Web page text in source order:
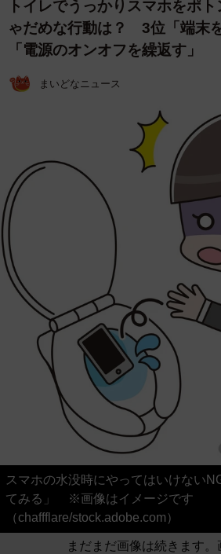
トイレでうっかりスマホをポ
ゃだめな行動は？ 3位「端末
「電源のオンオフを繰返す」
まいどなニュース
スマホの水没時にやってはいけない
てみる」 ※画像はイメージです
（chaffflare/stock.adobe.com）
まだまだ画像は続きます。